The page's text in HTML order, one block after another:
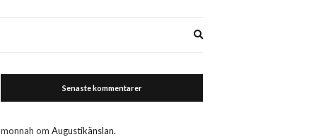
Senaste kommentarer
monnah omAugustikänslan.